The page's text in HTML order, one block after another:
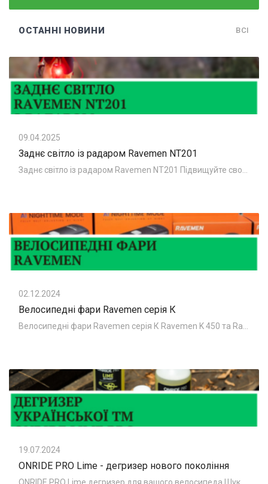
ОСТАННІ НОВИНИ ВСІ
09.04.2025
Заднє світло із радаром Ravemen NT201
02.12.2024
Велосипедні фари Ravemen серія К
19.07.2024
ONRIDE PRO Lime - дегризер нового покоління